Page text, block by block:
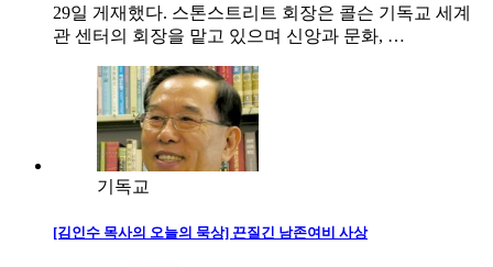
29일 게재했다. 스톤스트리트 회장은 콜슨 기독교 세계
관 센터의 회장을 맡고 있으며 신앙과 문화, …
기독교
[김인수 목사의 오늘의 묵상] 끈질긴 남존여비 사상